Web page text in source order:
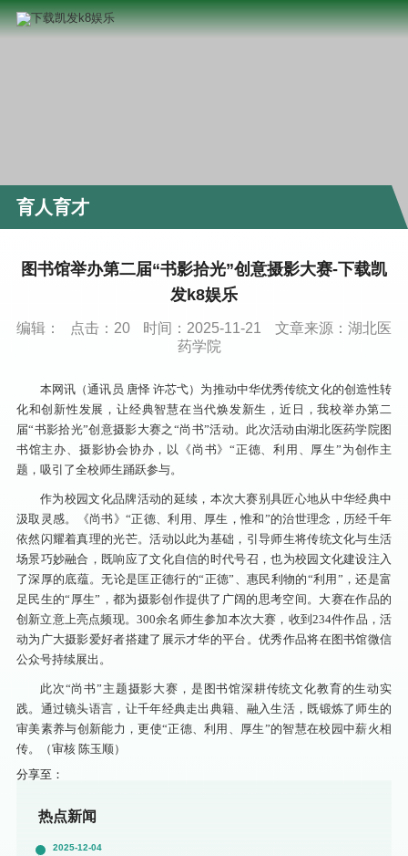
育人育才
图书馆举办第二届“书影拾光”创意摄影大赛-下载凯
发k8娱乐
编辑： 点击： 20 时间：2025-11-21
文章来源：湖北医
药学院
本网讯（通讯员 唐怿 许芯弋）为推动中华优秀传统文化的创造性转
化和创新性发展，让经典智慧在当代焕发新生，近日，我校举办第二
届“书影拾光”创意摄影大赛之“尚书”活动。此次活动由湖北医药学院图
书馆主办、摄影协会协办，以《尚书》“正德、利用、厚生”为创作主
题，吸引了全校师生踊跃参与。
作为校园文化品牌活动的延续，本次大赛别具匠心地从中华经典中
汲取灵感。《尚书》“正德、利用、厚生，惟和”的治世理念，历经千年
依然闪耀着真理的光芒。活动以此为基础，引导师生将传统文化与生活
场景巧妙融合，既响应了文化自信的时代号召，也为校园文化建设注入
了深厚的底蕴。无论是匡正德行的“正德”、惠民利物的“利用”，还是富
足民生的“厚生”，都为摄影创作提供了广阔的思考空间。大赛在作品的
创新立意上亮点频现。300余名师生参加本次大赛，收到234件作品，活
动为广大摄影爱好者搭建了展示才华的平台。优秀作品将在图书馆微信
公众号持续展出。
此次“尚书”主题摄影大赛，是图书馆深耕传统文化教育的生动实
践。通过镜头语言，让千年经典走出典籍、融入生活，既锻炼了师生的
审美素养与创新能力，更使“正德、利用、厚生”的智慧在校园中薪火相
传。（审核 陈玉顺）
分享至：
热点新闻
2025-12-04